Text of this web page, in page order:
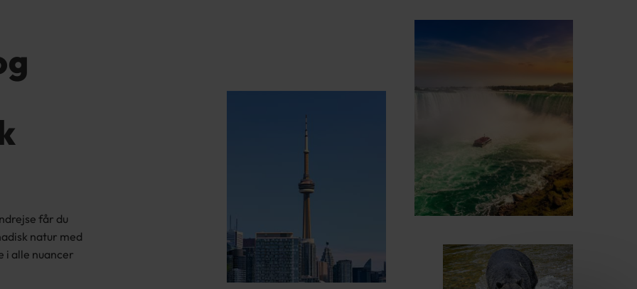
får du
natur med
i alle nuancer